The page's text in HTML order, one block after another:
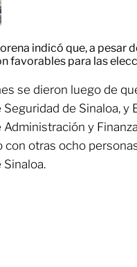
indicó que, a pesar
favorables para las
se dieron luego de
de Sinaloa, y
y
con otras ocho